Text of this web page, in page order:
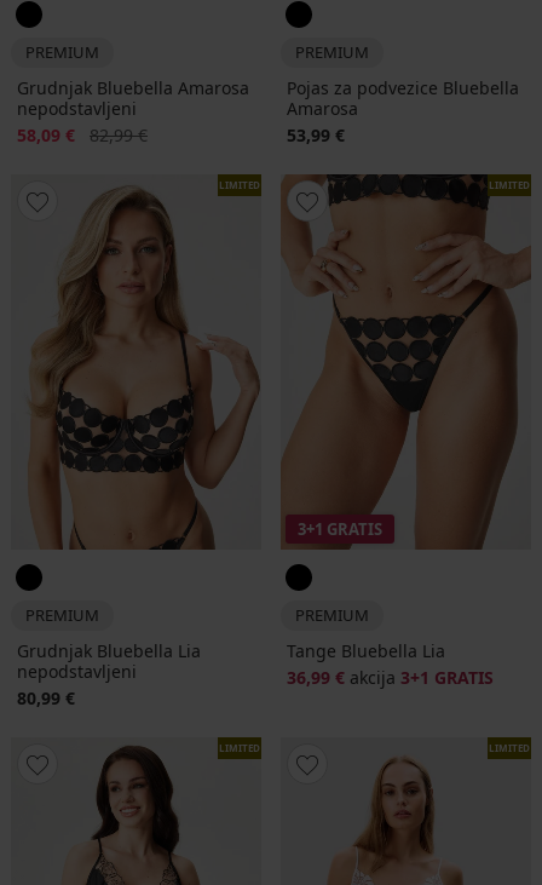
PREMIUM
Grudnjak Bluebella Amarosa
nepodstavljeni
Popust
58,09 € Prvobitna cijena
82,99 €
PREMIUM
Pojas za podvezice Bluebella
Amarosa
53,99 €
LIMITED
PREMIUM
Grudnjak Bluebella Lia
nepodstavljeni
80,99 €
LIMITED
3+1 GRATIS
PREMIUM
Tange Bluebella Lia
36,99 € akcija 3+1 GRATIS
LIMITED LIMITED